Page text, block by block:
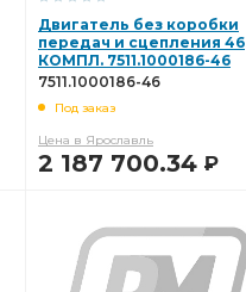
Двигатель без коробки
передач и сцепления 46
КОМПЛ. 7511.1000186-46
7511.1000186-46
Под заказ
Цена в Ярославль
2 187 700.34 Р